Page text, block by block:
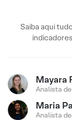
Saiba aqui
Mayara
Analista
Maria
Analista